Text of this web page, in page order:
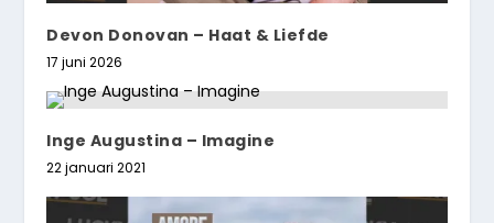
Devon Donovan – Haat & Liefde
17 juni 2026
Inge Augustina – Imagine
22 januari 2021